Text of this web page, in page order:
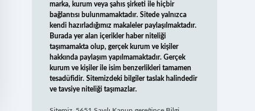
marka, kurum veya şahıs şirketi ile hiçbir
bağlantısı bulunmamaktadır. Sitede yalnızca
kendi hazırladığımız makaleler paylaşılmaktadır.
Burada yer alan içerikler haber niteliği
taşımamakta olup, gerçek kurum ve kişiler
hakkında paylaşım yapılmamaktadır. Gerçek
kurum ve kişiler ile isim benzerlikleri tamamen
tesadüfidir. Sitemizdeki bilgiler taslak halindedir
ve tavsiye niteliği taşımazlar.